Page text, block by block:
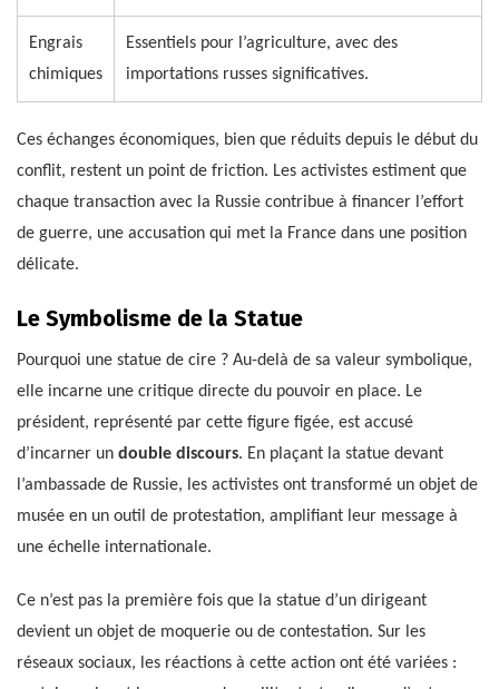
Engrais
chimiques
Essentiels pour l’agriculture, avec des
importations russes significatives.
Ces échanges économiques, bien que réduits depuis le début du
conflit, restent un point de friction. Les activistes estiment que
chaque transaction avec la Russie contribue à financer l’effort
de guerre, une accusation qui met la France dans une position
délicate.
Le Symbolisme de la Statue
Pourquoi une statue de cire ? Au-delà de sa valeur symbolique,
elle incarne une critique directe du pouvoir en place. Le
président, représenté par cette figure figée, est accusé
d’incarner un double discours. En plaçant la statue devant
l’ambassade de Russie, les activistes ont transformé un objet de
musée en un outil de protestation, amplifiant leur message à
une échelle internationale.
Ce n’est pas la première fois que la statue d’un dirigeant
devient un objet de moquerie ou de contestation. Sur les
réseaux sociaux, les réactions à cette action ont été variées :